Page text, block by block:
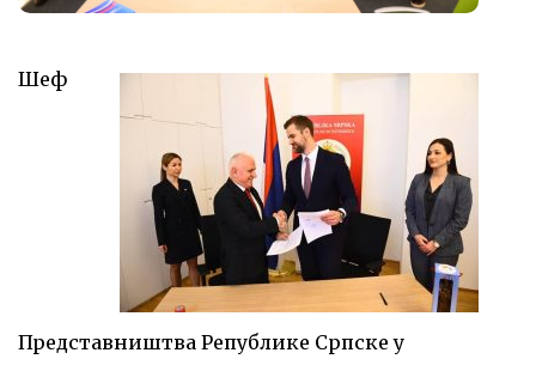
Шеф
Представништва Републике Српске у